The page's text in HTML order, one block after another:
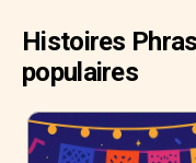
Histoires
populaires